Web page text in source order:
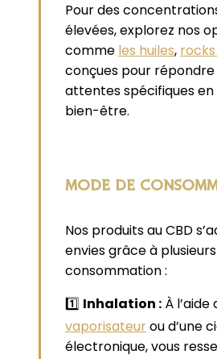
Pour des
élevées, explorez nos
comme les huiles,
conçues pour répondre
attentes spécifiques
bien-être.
MODE DE
Nos produits au CBD
envies grâce à
consommation :
1️⃣ Inhalation : À l’aide
vaporisateurou d’une
électronique, vous